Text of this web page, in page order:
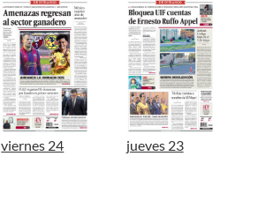
viernes 24 jueves 23